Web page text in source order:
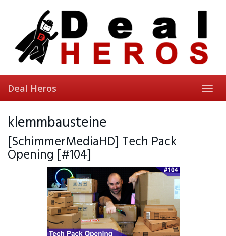
Deal Heros
klemmbausteine
[SchimmerMediaHD] Tech Pack
Opening [#104]